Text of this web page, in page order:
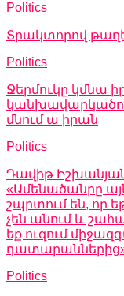
Politics
Տրակտորով
Politics
Ջերմուկը կմնա
մնում ա իրան
Politics
Դավիթ
«Ամենածանրը
շպրտում են, որ
չեն անում և
եք ուզում
Politics